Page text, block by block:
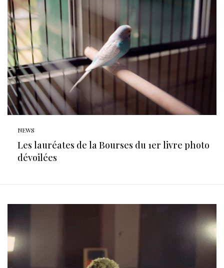
NEWS
Les lauréates de la Bourses du 1er livre photo
dévoilées